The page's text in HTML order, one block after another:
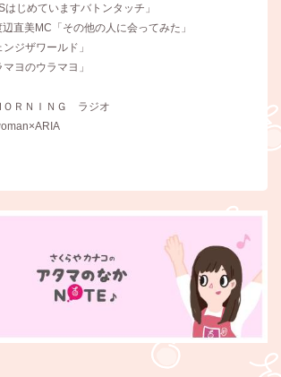
じめていますバトンタッチ」
直美MC「その他の人に会ってみた」
ジザワールド」
ヨのウラマヨ」
ＲＮＩＮＧ ラジオ